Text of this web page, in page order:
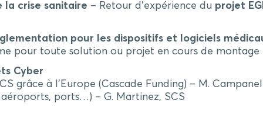
la crise sanitaire – Retour d’expérience du projet
pour les dispositifs et logiciels
pour toute solution ou projet en cours de montage
Cyber
grâce à l’Europe (Cascade Funding) – M.
ports…) – G. Martinez, SCS